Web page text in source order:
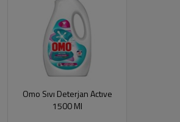
Omo Sıvı Deterjan Actıve
1500 Ml